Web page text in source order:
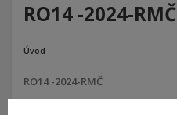
RO14 -2024-RMČ
Úvod
RO14 -2024-RMČ